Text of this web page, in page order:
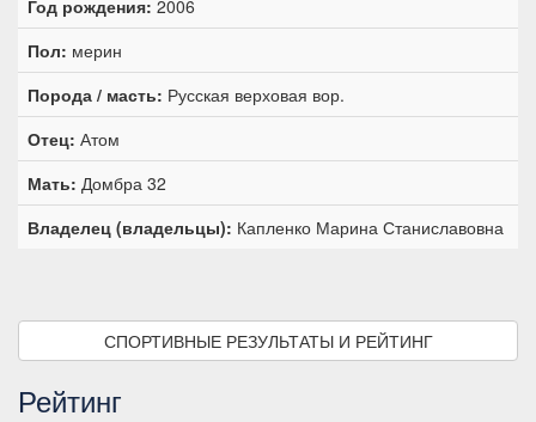
Год рождения: 2006
Пол: мерин
Порода / масть: Русская верховая вор.
Отец: Атом
Мать: Домбра 32
Владелец (владельцы): Капленко Марина Станиславовна
СПОРТИВНЫЕ РЕЗУЛЬТАТЫ И РЕЙТИНГ
Рейтинг